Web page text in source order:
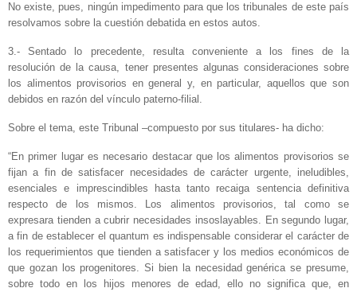
No existe, pues, ningún impedimento para que los tribunales de este país
resolvamos sobre la cuestión debatida en estos autos.
3.- Sentado lo precedente, resulta conveniente a los fines de la
resolución de la causa, tener presentes algunas consideraciones sobre
los alimentos provisorios en general y, en particular, aquellos que son
debidos en razón del vínculo paterno-filial.
Sobre el tema, este Tribunal –compuesto por sus titulares- ha dicho:
“En primer lugar es necesario destacar que los alimentos provisorios se
fijan a fin de satisfacer necesidades de carácter urgente, ineludibles,
esenciales e imprescindibles hasta tanto recaiga sentencia definitiva
respecto de los mismos. Los alimentos provisorios, tal como se
expresara tienden a cubrir necesidades insoslayables. En segundo lugar,
a fin de establecer el quantum es indispensable considerar el carácter de
los requerimientos que tienden a satisfacer y los medios económicos de
que gozan los progenitores. Si bien la necesidad genérica se presume,
sobre todo en los hijos menores de edad, ello no significa que, en